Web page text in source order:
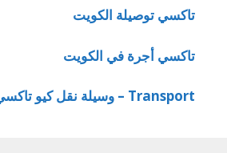
تاكسي توصيلة الكويت
تاكسي أجرة في الكويت
Transport – وسيلة نقل كيو تاكسي